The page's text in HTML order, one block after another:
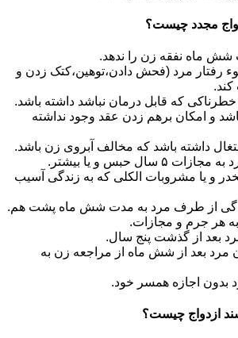
شش ماه نفقه زن را ندهد.
رفتار مرد (فحش دادن،توهین،کتک زدن و
کند.
خطرناکی که قابل درمان نباشد داشته باشد.
باشد و امکان برهم زدن عقد وجود نداشته
داشته باشد که مخالف آبروی زن باشد.
سال حبس و یا بیشتر.
مخدر و یا مشروبات الکلی که به زندگی آسیب
از طرف مرد به مدت شش ماه پشت هم.
هر جرم و مجازات.
بعد از گذشت پنج سال.
مرد بعد از شش ماه از مراجعه زن به
بدون اجازه همسر خود.
ازدواج چیست؟